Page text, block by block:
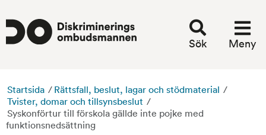
Sök Meny
Startsida / Rättsfall, beslut, lagar och stödmaterial /
Tvister, domar och tillsynsbeslut /
Syskonförtur till förskola gällde inte pojke med
funktionsnedsättning